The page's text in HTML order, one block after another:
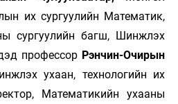
их сургуулийн Математик,
сургуулийн багш, Шинжлэх
профессор Рэнчин-Очирын
ухаан, технологийн их
Математикийн ухааны